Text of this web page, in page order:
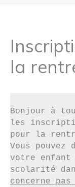
la
Bonjour à
les
pour la
Vous
votre
scolarité
concerne